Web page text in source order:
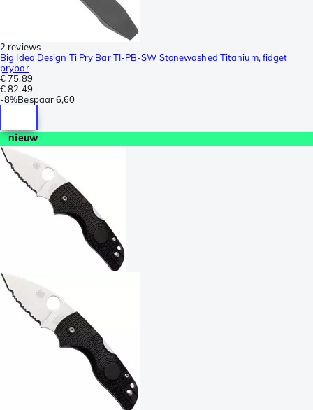
2 reviews
Big Idea Design Ti Pry Bar TI-PB-SW Stonewashed Titanium, fidget
prybar
€ 75,89
€ 82,49
-8%Bespaar6,60
nieuw